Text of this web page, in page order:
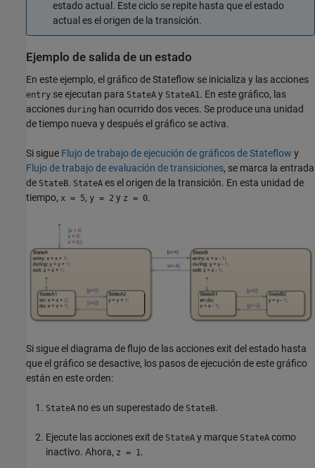
estado actual. Este ciclo se repite hasta que el estado
actual es el origen de la transición.
Ejemplo de salida de un estado
En este ejemplo, el gráfico de Stateflow se inicializa y las acciones
entry se ejecutan para StateA y StateA1. En este gráfico, las
acciones during han ocurrido dos veces. Se produce una unidad
de tiempo nueva y después el gráfico se activa.
Si sigue Flujo de trabajo de ejecución de gráficos de Stateflow y
Flujo de trabajo de evaluación de transiciones, se marca la entrada
de StateB. StateA es el origen de la transición. En esta unidad de
tiempo, x = 5, y = 2 y z = 0.
Si sigue el diagrama de flujo de las acciones exit del estado hasta
que el gráfico se desactive, los pasos de ejecución de este gráfico
están en este orden:
StateA no es un superestado de StateB.
Ejecute las acciones exit de StateA y marque StateA como
inactivo. Ahora, z = 1.